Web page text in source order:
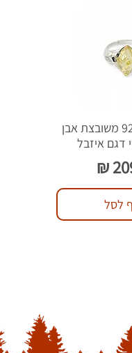
טבעת כסף 925 משובצת אבן
דגם איזבל
לסל